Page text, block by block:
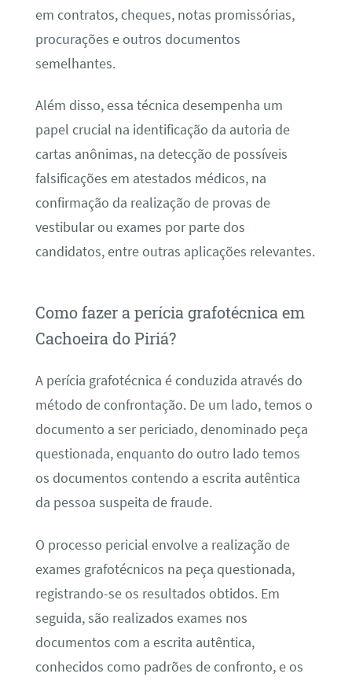
em contratos, cheques, notas promissórias,
procurações e outros documentos
semelhantes.
Além disso, essa técnica desempenha um
papel crucial na identificação da autoria de
cartas anônimas, na detecção de possíveis
falsificações em atestados médicos, na
confirmação da realização de provas de
vestibular ou exames por parte dos
candidatos, entre outras aplicações relevantes.
Como fazer a perícia grafotécnica em
Cachoeira do Piriá?
A perícia grafotécnica é conduzida através do
método de confrontação. De um lado, temos o
documento a ser periciado, denominado peça
questionada, enquanto do outro lado temos
os documentos contendo a escrita autêntica
da pessoa suspeita de fraude.
O processo pericial envolve a realização de
exames grafotécnicos na peça questionada,
registrando-se os resultados obtidos. Em
seguida, são realizados exames nos
documentos com a escrita autêntica,
conhecidos como padrões de confronto, e os